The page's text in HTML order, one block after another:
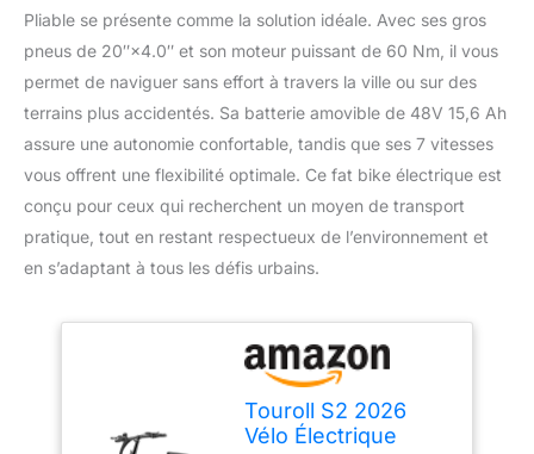
Pliable se présente comme la solution idéale. Avec ses gros
pneus de 20″×4.0″ et son moteur puissant de 60 Nm, il vous
permet de naviguer sans effort à travers la ville ou sur des
terrains plus accidentés. Sa batterie amovible de 48V 15,6 Ah
assure une autonomie confortable, tandis que ses 7 vitesses
vous offrent une flexibilité optimale. Ce fat bike électrique est
conçu pour ceux qui recherchent un moyen de transport
pratique, tout en restant respectueux de l’environnement et
en s’adaptant à tous les défis urbains.
Touroll S2 2026
Vélo Électrique